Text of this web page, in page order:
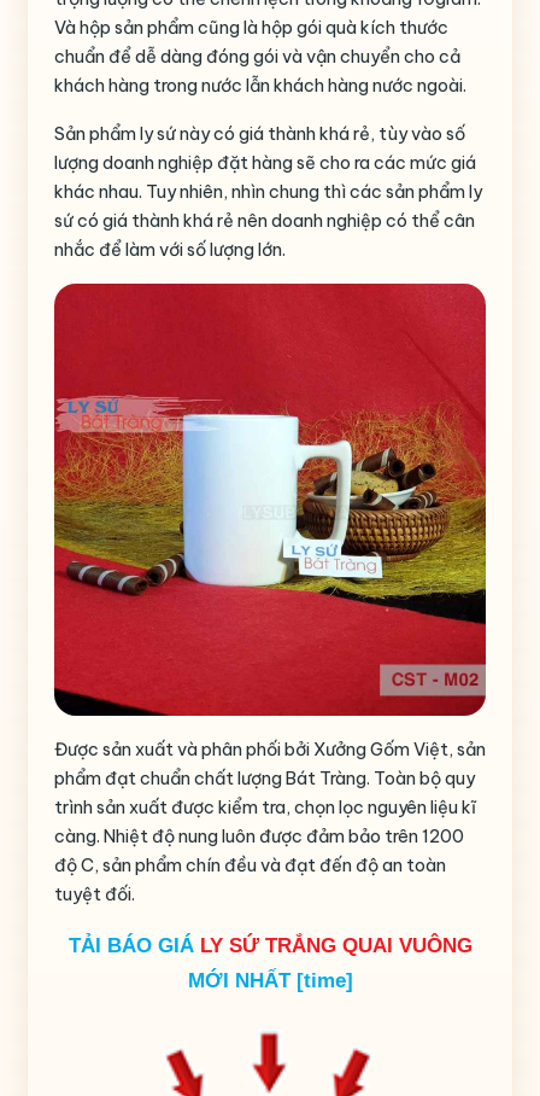
Và hộp sản phẩm cũng là hộp gói quà kích thước
chuẩn để dễ dàng đóng gói và vận chuyển cho cả
khách hàng trong nước lẫn khách hàng nước ngoài.
Sản phẩm ly sứ này có giá thành khá rẻ, tùy vào số
lượng doanh nghiệp đặt hàng sẽ cho ra các mức giá
khác nhau. Tuy nhiên, nhìn chung thì các sản phẩm ly
sứ có giá thành khá rẻ nên doanh nghiệp có thể cân
nhắc để làm với số lượng lớn.
Được sản xuất và phân phối bởi Xưởng Gốm Việt, sản
phẩm đạt chuẩn chất lượng Bát Tràng. Toàn bộ quy
trình sản xuất được kiểm tra, chọn lọc nguyên liệu kĩ
càng. Nhiệt độ nung luôn được đảm bảo trên 1200
độ C, sản phẩm chín đều và đạt đến độ an toàn
tuyệt đối.
TẢI BÁO GIÁ LY SỨ TRẮNG QUAI VUÔNG
MỚI NHẤT [time]